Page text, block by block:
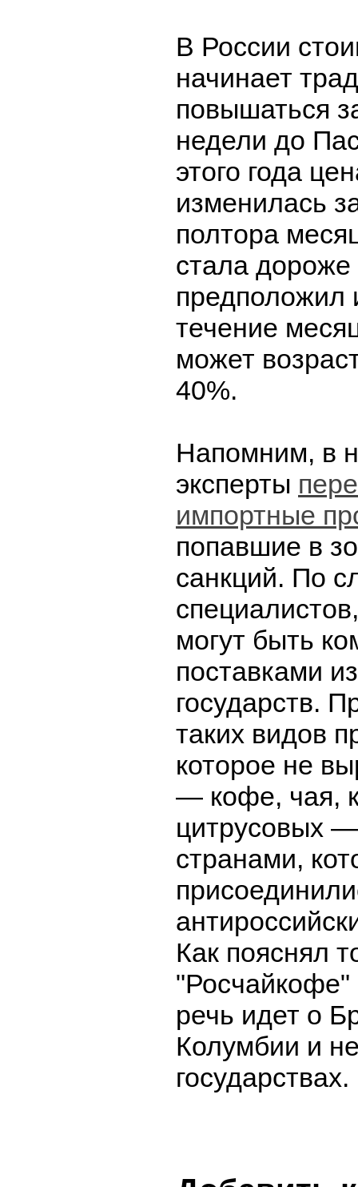
В России
начинает
повышаться
недели до
этого года
изменилась
полтора
стала
предположил
течение
может
40%.
Напомним, в
эксперты
импортные
попавшие в
санкций. По
могут быть
поставками
государств.
таких видов
которое не
— кофе, чая,
цитрусовых
странами,
Как пояснял
речь идет о
Колумбии и
государствах.